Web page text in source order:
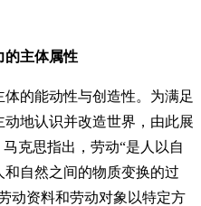
的主体属性
的能动性与创造性。为满足
地认识并改造世界，由此展
克思指出，劳动“是人以自
自然之间的物质变换的过
动资料和劳动对象以特定方